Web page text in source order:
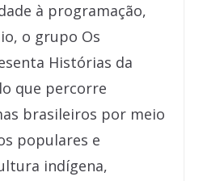
à programação,
o grupo Os
Histórias da
que percorre
brasileiros por meio
populares e
indígena,